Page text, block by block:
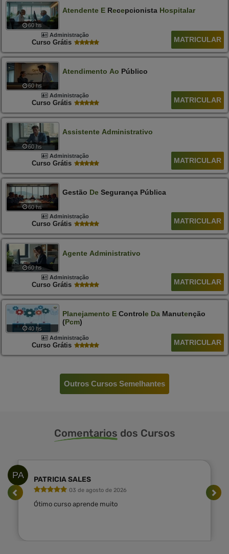
60 hs
AtENdENtE ERECEPcionista Hospitalar
Administração
Curso Grátis MATRICULAR
60 hs
Atendimento Ao Público
Administração
Curso Grátis MATRICULAR
60 hs
Assistente Administrativo
Administração
Curso Grátis MATRICULAR
60 hs
Gestão DeSegurança Pública
Administração
Curso Grátis MATRICULAR
60 hs
Agente Administrativo
Administração
Curso Grátis MATRICULAR
40 hs
PlanEJamENto EControlE DaManutENção
(Pcm)
Administração
Curso Grátis MATRICULAR
Outros Cursos Semelhantes
Comentarios dos Cursos
PA PATRICIA SALES
03 de agosto de 2026
Ótimo curso aprende muito